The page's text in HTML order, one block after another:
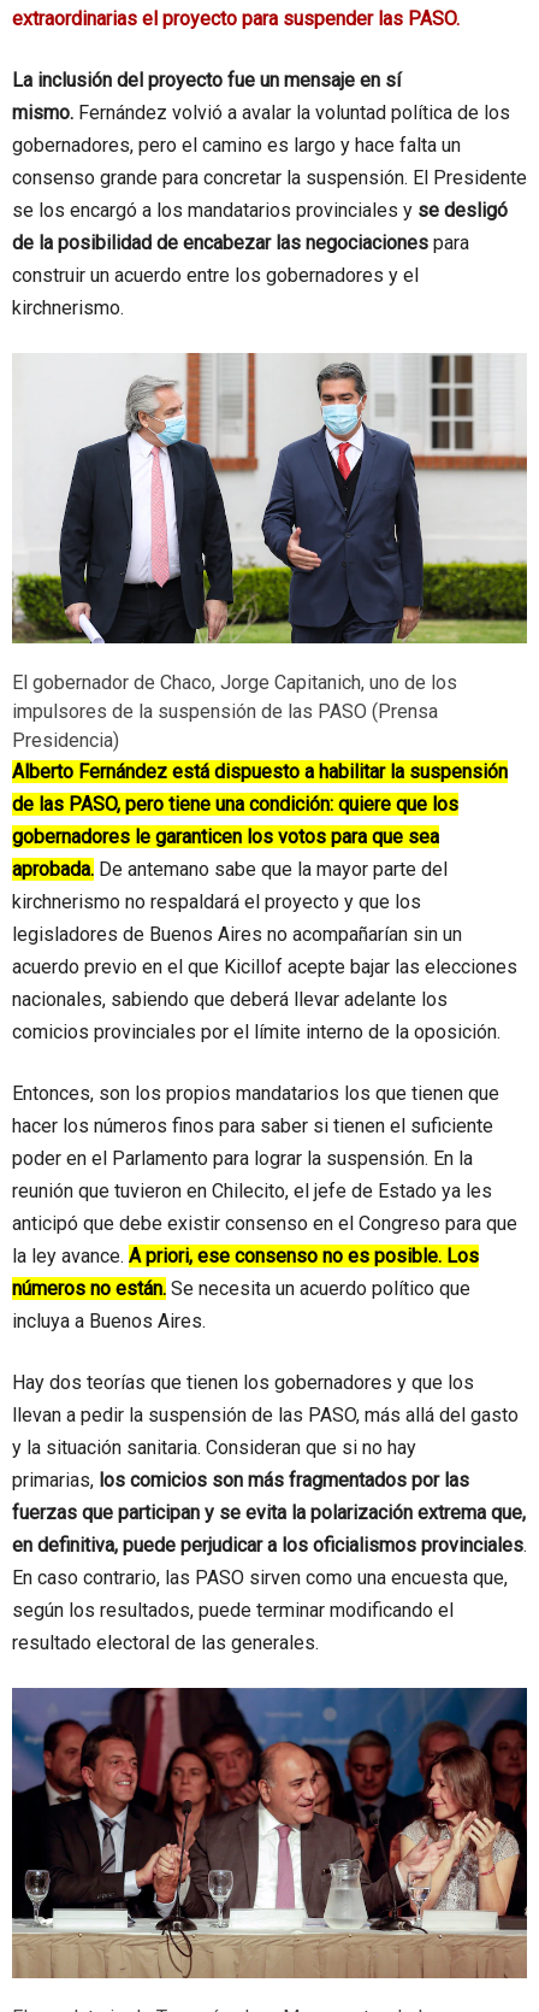
extraordinarias el proyecto para suspender las PASO.
La inclusión del proyecto fue un mensaje en sí
mismo. Fernández volvió a avalar la voluntad política de los
gobernadores, pero el camino es largo y hace falta un
consenso grande para concretar la suspensión. El Presidente
se los encargó a los mandatarios provinciales y se desligó
de la posibilidad de encabezar las negociaciones para
construir un acuerdo entre los gobernadores y el
kirchnerismo.
El gobernador de Chaco, Jorge Capitanich, uno de los
impulsores de la suspensión de las PASO (Prensa
Presidencia)
Alberto Fernández está dispuesto a habilitar la suspensión
de las PASO, pero tiene una condición: quiere que los
gobernadores le garanticen los votos para que sea
aprobada. De antemano sabe que la mayor parte del
kirchnerismo no respaldará el proyecto y que los
legisladores de Buenos Aires no acompañarían sin un
acuerdo previo en el que Kicillof acepte bajar las elecciones
nacionales, sabiendo que deberá llevar adelante los
comicios provinciales por el límite interno de la oposición.
Entonces, son los propios mandatarios los que tienen que
hacer los números finos para saber si tienen el suficiente
poder en el Parlamento para lograr la suspensión. En la
reunión que tuvieron en Chilecito, el jefe de Estado ya les
anticipó que debe existir consenso en el Congreso para que
la ley avance. A priori, ese consenso no es posible. Los
números no están. Se necesita un acuerdo político que
incluya a Buenos Aires.
Hay dos teorías que tienen los gobernadores y que los
llevan a pedir la suspensión de las PASO, más allá del gasto
y la situación sanitaria. Consideran que si no hay
primarias, los comicios son más fragmentados por las
fuerzas que participan y se evita la polarización extrema que,
en definitiva, puede perjudicar a los oficialismos provinciales.
En caso contrario, las PASO sirven como una encuesta que,
según los resultados, puede terminar modificando el
resultado electoral de las generales.